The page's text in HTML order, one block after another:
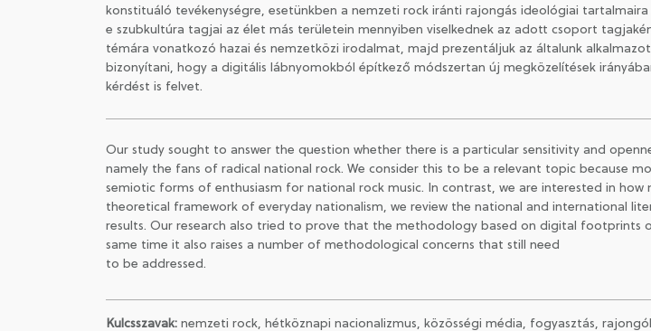
konstituáló tevékenységre, esetünkben a nemzeti rock iránti rajongás ideológiai
e szubkultúra tagjai az élet más területein mennyiben viselkednek az adott csoport
témára vonatkozó hazai és nemzetközi irodalmat, majd prezentáljuk az általunk
bizonyítani, hogy a digitális lábnyomokból építkező módszertan új megközelítések
kérdést is felvet.
Our study sought to answer the question whether there is a particular sensitivity and
namely the fans of radical national rock. We consider this to be a relevant topic because
semiotic forms of enthusiasm for national rock music. In contrast, we are interested in
theoretical framework of everyday nationalism, we review the national and international
results. Our research also tried to prove that the methodology based on digital
same time it also raises a number of methodological concerns that still need
to be addressed.
Kulcsszavak: nemzeti rock, hétköznapi nacionalizmus, közösségi média, fogyasztás,